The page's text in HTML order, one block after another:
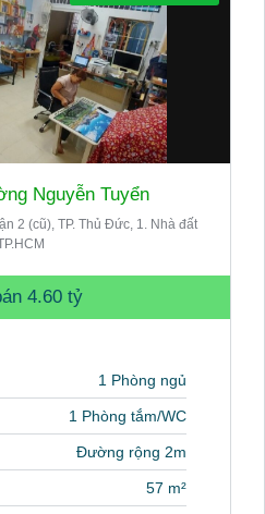
Nguyễn Tuyển
2 (cũ), TP. Thủ Đức, 1. Nhà đất
4.60 tỷ
1 Phòng ngủ
1 Phòng tắm/WC
Đường rộng 2m
57 m²